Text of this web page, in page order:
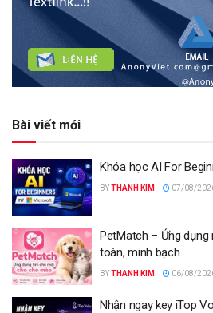
Bài viết mới
Khóa học AI For
BYTHANH KIM 07/08/
PetMatch – Ứng
toàn, minh bạch
BYTHANH KIM 06/08/
Nhận ngay key iTop